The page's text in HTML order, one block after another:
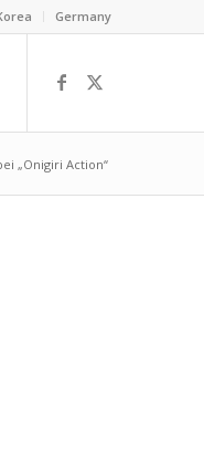
Germany
„Onigiri Action“